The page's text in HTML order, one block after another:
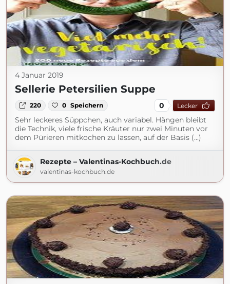
4 Januar 2019
Sellerie Petersilien Suppe
220 0 Speichern 0 Lecker
Sehr leckeres Süppchen, auch variabel. Hängen bleibt
die Technik, viele frische Kräuter nur zwei Minuten vor
dem Pürieren mitkochen zu lassen, auf der Basis (...)
Rezepte – Valentinas-Kochbuch.de
valentinas-kochbuch.de